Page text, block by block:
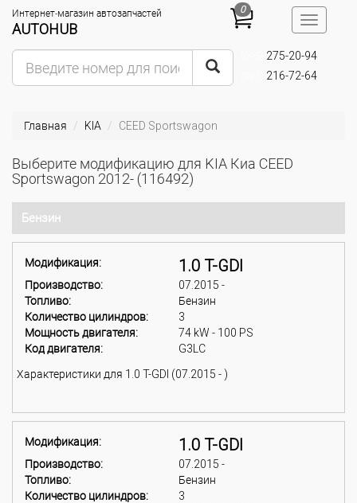
Toggle
0
Интернет-магазин автозапчастей
AUTOHUB
275-20-94
216-72-64
Главная KIA CEED Sportswagon
Выберите модификацию для KIA Киа CEED
Sportswagon 2012- (116492)
Бензин
Модификация: 1.0 T-GDI
Производство:
07.2015 -
Топливо:
Бензин
Количество цилиндров:
3
Мощность двигателя:
74 kW - 100 PS
Код двигателя:
G3LC
Характеристики для 1.0 T-GDI (07.2015 - )
Модификация: 1.0 T-GDI
Производство:
07.2015 -
Топливо:
Бензин
Количество цилиндров:
3